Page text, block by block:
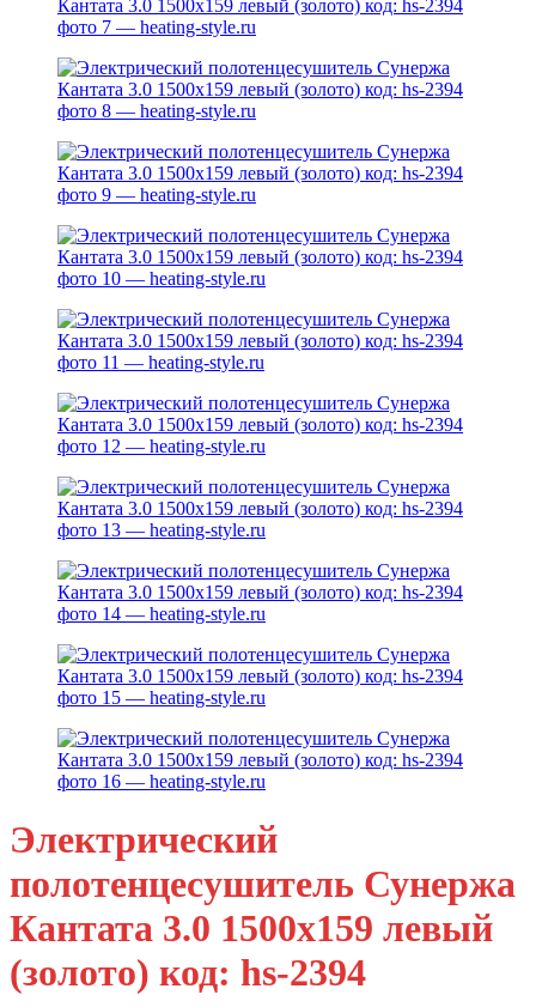
Электрический
полотенцесушитель Сунержа
Кантата 3.0 1500х159 левый
(золото) код: hs-2394